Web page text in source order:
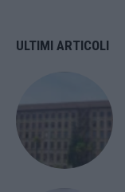
ULTIMI ARTICOLI